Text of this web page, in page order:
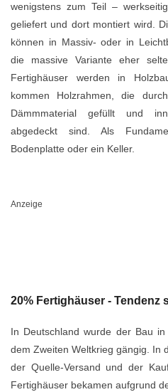
wenigstens zum Teil –
geliefert und dort montiert wird.
können in Massiv- oder in
die massive Variante eher
Fertighäuser werden in
kommen Holzrahmen, die
Dämmmaterial gefüllt und
abgedeckt sind. Als
Bodenplatte oder ein Keller.
Anzeige
20% Fertighäuser - Tendenz
In Deutschland wurde der Bau
dem Zweiten Weltkrieg gängig. In
der Quelle-Versand und der
Fertighäuser bekamen aufgrund